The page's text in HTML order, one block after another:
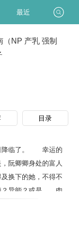
最近
（NP 产乳 强制
目录
降临了。 幸运的
阮卿卿身处的富人
换下的她，不得不
？异能？或是……肉
计但不多的妹子被